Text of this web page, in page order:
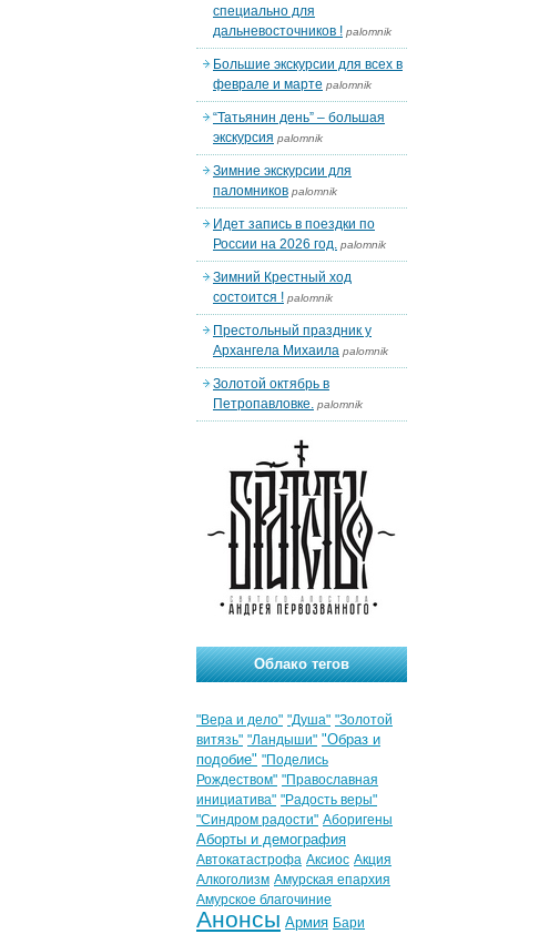
специально для
дальневосточников ! palomnik
Большие экскурсии для всех в
феврале и марте palomnik
“Татьянин день” – большая
экскурсия palomnik
Зимние экскурсии для
паломников palomnik
Идет запись в поездки по
России на 2026 год. palomnik
Зимний Крестный ход
состоится ! palomnik
Престольный праздник у
Архангела Михаила palomnik
Золотой октябрь в
Петропавловке. palomnik
Облако тегов
"Вера и дело" "Душа" "Золотой
витязь" "Ландыши" "Образ и
подобие" "Поделись
Рождеством" "Православная
инициатива" "Радость веры"
"Синдром радости" Аборигены
Аборты и демография
Автокатастрофа Аксиос Акция
Алкоголизм Амурская епархия
Амурское благочиние
Анонсы Армия Бари